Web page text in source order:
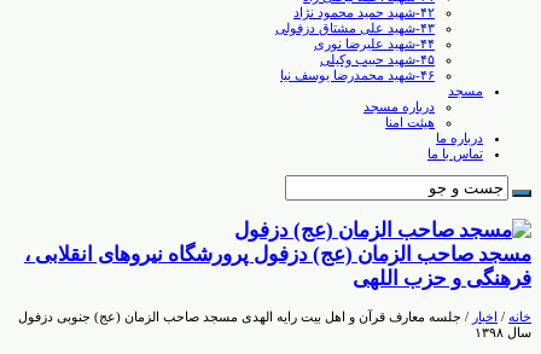
۴۲-شهید حمید محمود نژاد
۴۳-شهید علی مشتاق دزفولی
۴۴-شهید علیرضا نوری
۴۵-شهید حبیب وکیلی
۴۶-شهید محمدرضا یوسف نیا
مسجد
درباره مسجد
هیئت امنا
درباره ما
تماس با ما
مسجد صاحب الزمان (عج) دزفول پرورشگاه نیروهای انقلابی ،
فرهنگی و حزب اللهی
خانه / اخبار / جلسه معارف قرآن و اهل بیت رایه الهدی مسجد صاحب الزمان (عج) جنوبی دزفول
سال ۱۳۹۸